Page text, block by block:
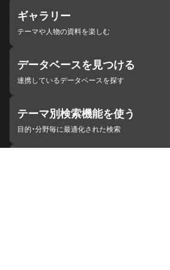
ギャラリー
テーマや人物の資料を楽しむ
データベースを見つける
連携しているデータベースを探す
テーマ別検索機能を使う
目的・分野毎に最適化された検索